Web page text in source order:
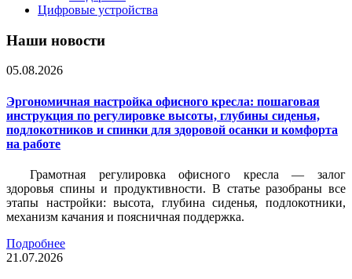
Цифровые устройства
Наши новости
05.08.2026
Эргономичная настройка офисного кресла: пошаговая
инструкция по регулировке высоты, глубины сиденья,
подлокотников и спинки для здоровой осанки и комфорта
на работе
Грамотная регулировка офисного кресла — залог
здоровья спины и продуктивности. В статье разобраны все
этапы настройки: высота, глубина сиденья, подлокотники,
механизм качания и поясничная поддержка.
Подробнее
21.07.2026